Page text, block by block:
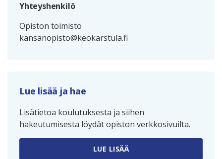
Yhteyshenkilö
Opiston toimisto
kansanopisto@keokarstula.fi
Lue lisää ja hae
Lisätietoa koulutuksesta ja siihen
hakeutumisesta löydät opiston verkkosivuilta.
LUE LISÄÄ